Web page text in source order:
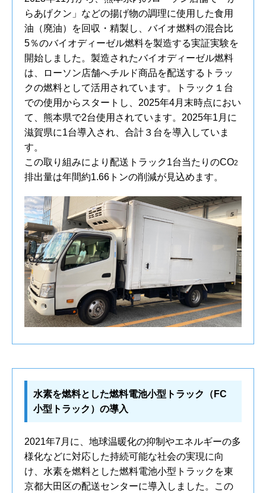
らあげクン」などの揚げ物の調理に使用した食用
油（廃油）を回収・精製し、バイオ燃料の混合比
5％のバイオディーゼル燃料を製造する実証実験を
開始しました。製造されたバイオディーゼル燃料
は、ローソン店舗へチルド商品を配送するトラッ
クの燃料として活用されています。トラック１台
での使用からスタートし、2025年4月末時点におい
て、熊本県で2台使用されています。2025年1月に
滋賀県に1台導入され、合計３台を導入していま
す。
この取り組みにより配送トラック1台当たりのCO2
排出量は年間約1.66トンの削減が見込めます。
水素を燃料とした燃料電池小型トラック（FC
小型トラック）の導入
2021年7月に、地球温暖化の抑制やエネルギーの多
様化などに対応した持続可能な社会の実現に向
け、水素を燃料とした燃料電池小型トラックを東
京都大田区の配送センターに導入しました。この